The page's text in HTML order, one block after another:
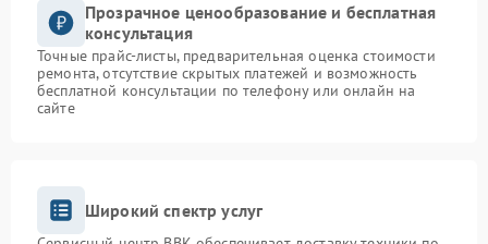
Прозрачное ценообразование и бесплатная
консультация
Точные прайс-листы, предварительная оценка стоимости
ремонта, отсутствие скрытых платежей и возможность
бесплатной консультации по телефону или онлайн на
сайте
Широкий спектр услуг